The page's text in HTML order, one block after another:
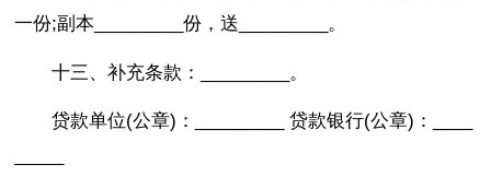
一份;副本_________份，送_________。
十三、补充条款：_________。
贷款单位(公章)：_________ 贷款银行(公章)：____